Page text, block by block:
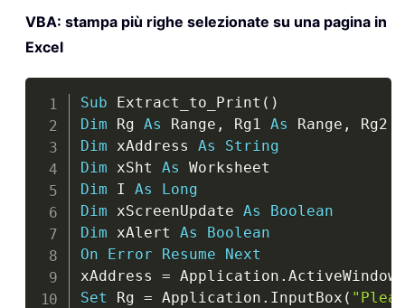
VBA: stampa più righe selezionate su una pagina in
Excel
Sub Extract_to_Print ( )
Dim Rg As Range , Rg1 As Range , Rg2
Dim xAddress As
String
Dim xSht As
Dim I As
Long
Dim xScreenUpdate As
Boolean
Dim xAlert As
Boolean
On
Error Resume
Next
xAddress = Application . ActiveWindow
Set Rg = Application . InputBox (